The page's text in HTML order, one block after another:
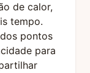
de calor,
tempo.
pontos
para